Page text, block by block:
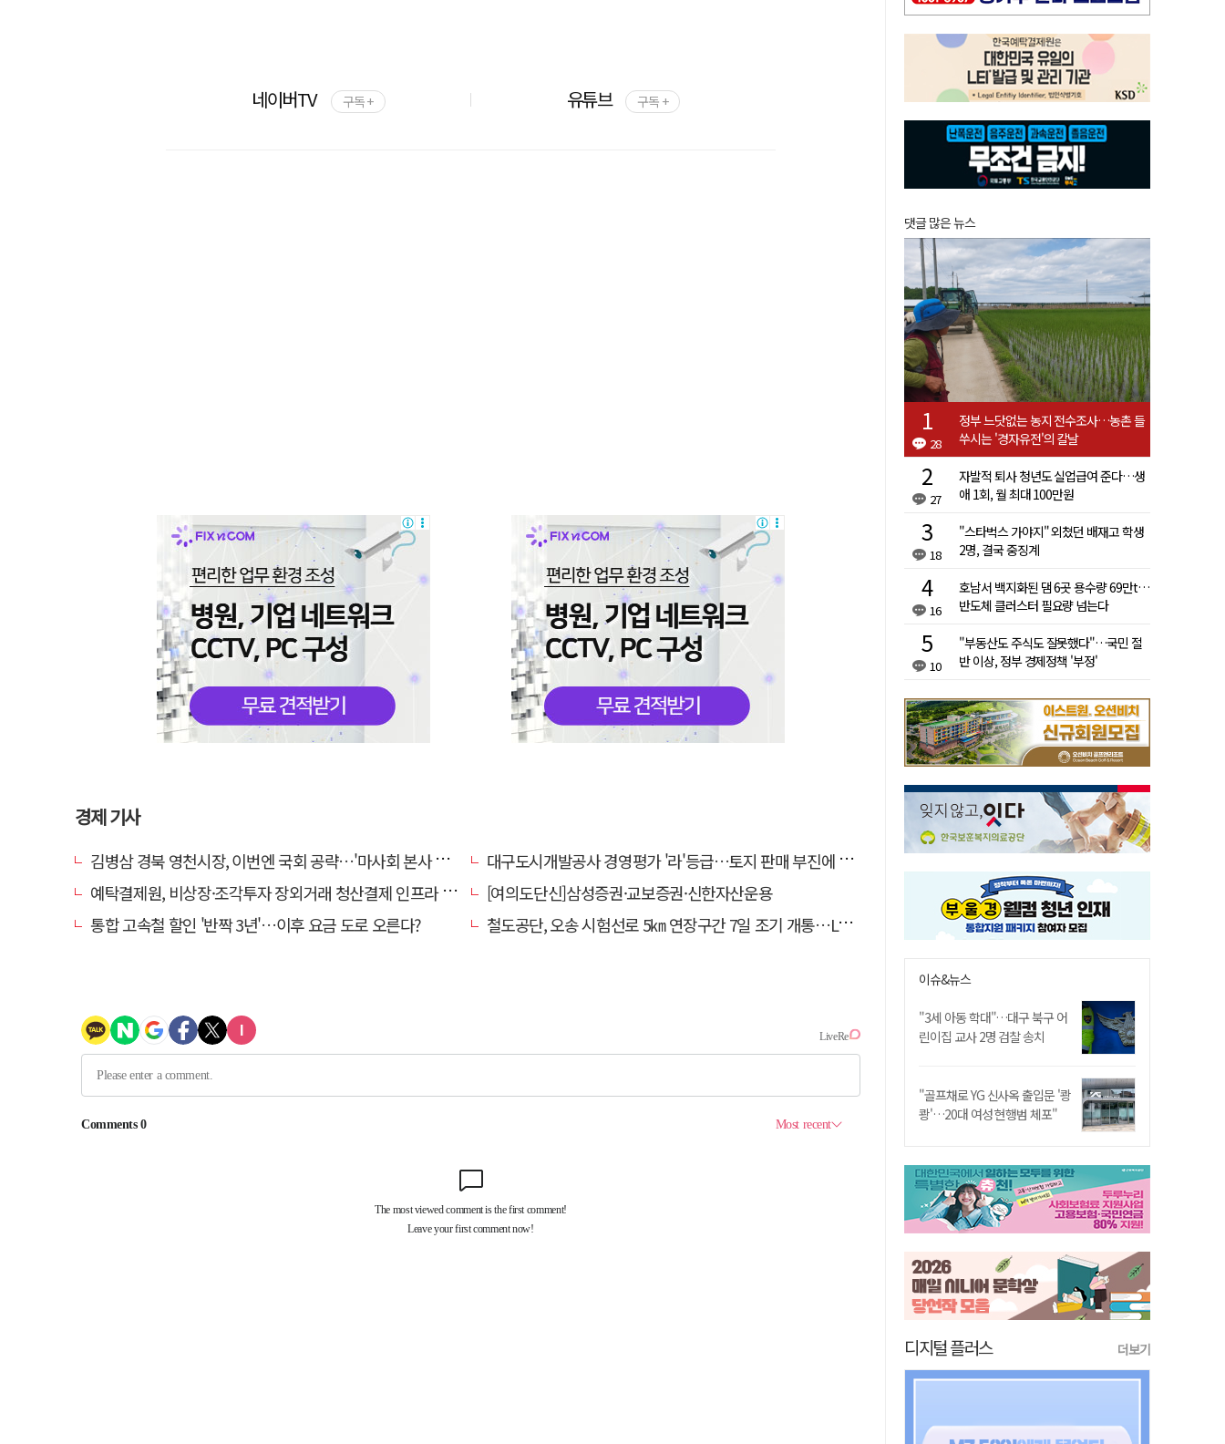
네이버TV 구독 + 유튜브 구독 +
경제 기사
김병삼 경북 영천시장, 이번엔 국회 공략…'마사회 본사 이전·광역교통망 확충' 요청
대구도시개발공사 경영평가 '라'등급…토지 판매 부진에 1년 만에 두 단계 '뚝'
예탁결제원, 비상장·조각투자 장외거래 청산결제 인프라 구축 착수…연내 가동
[여의도단신]삼성증권·교보증권·신한자산운용
통합 고속철 할인 '반짝 3년'…이후 요금 도로 오른다?
철도공단, 오송 시험선로 5㎞ 연장구간 7일 조기 개통…LA 메트로 사업 지원
댓글 많은 뉴스
28
정부 느닷없는 농지 전수조사…농촌 들
쑤시는 '경자유전'의 칼날
27
자발적 퇴사 청년도 실업급여 준다…생
애 1회, 월 최대 100만원
18
"스타벅스 가야지" 외쳤던 배재고 학생
2명, 결국 중징계
16
호남서 백지화된 댐 6곳 용수량 69만t…
반도체 클러스터 필요량 넘는다
10
"부동산도 주식도 잘못했다"…국민 절
반 이상, 정부 경제정책 '부정'
이슈&뉴스
"3세 아동 학대"…대구 북구 어
린이집 교사 2명 검찰 송치
"골프채로 YG 신사옥 출입문 '쾅
쾅'…20대 여성 현행범 체포"
디지털 플러스 더보기